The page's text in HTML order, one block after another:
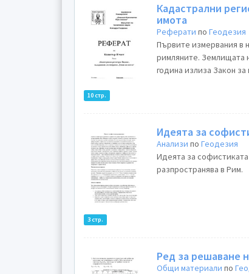
10 стр.
Кадастрални
имота
Реферати поГеодезия
Първите измервания в
римляните. Землищата
година излиза Закон
3 стр.
Идеята за
Анализи поГеодезия
Идеята за
разпространява в Рим.
Ред за решаване
Общи материали по